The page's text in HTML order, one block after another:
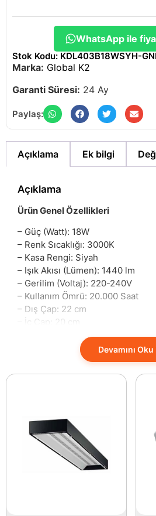
WhatsApp ile
Stok Kodu: KDL403B18WSYH-
Marka: Global K2
Garanti Süresi: 24 Ay
Paylaş:
Açıklama Ek bilgi
Açıklama
Ürün Genel Özellikleri
– Güç (Watt): 18W
– Renk Sıcaklığı: 3000K
– Kasa Rengi: Siyah
– Işık Akısı (Lümen): 1440 lm
– Gerilim (Voltaj): 220-240V
– Kullanım Ömrü: 20.000 Saat
– Dış Çap: 22 cm
– İç Çap: 20 cm
– Alüminyum Kasa
– SMD 2835 Led Chip
– PS LGP 3 mm
bu 18W’lık LED lamba, evinizin
ihtiyaçlarını en etkili şekilde
tasarlandı. 3000K sıcaklıkta
mekanlarınıza sıcak bir
lümen ışık akışı, geniş
sağlar. Uzun ömürlü yapısıyla
kullanımda büyük bir tasarruf
Devamını